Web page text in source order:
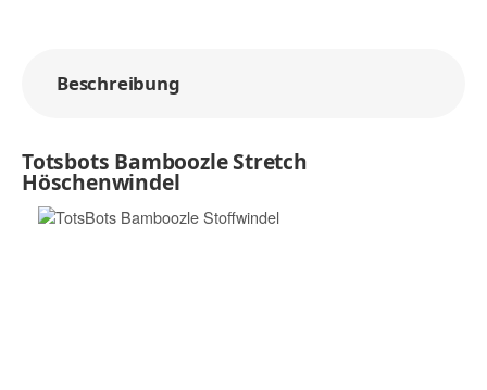
Beschreibung
Totsbots Bamboozle Stretch
Höschenwindel